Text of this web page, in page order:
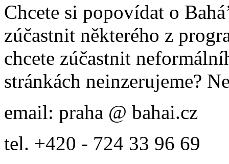
Chcete si popovídat o
zúčastnit některého z
chcete zúčastnit
stránkách neinzerujeme?
email: praha @ bahai.cz
tel. +420 - 724 33 96 69